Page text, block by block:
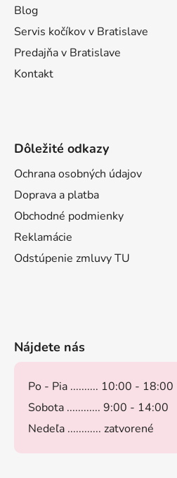
Blog
Servis kočíkov v Bratislave
Predajňa v Bratislave
Kontakt
Dôležité odkazy
Ochrana osobných údajov
Doprava a platba
Obchodné podmienky
Reklamácie
Odstúpenie zmluvy TU
Nájdete nás
Po - Pia .......... 10:00 - 18:00
Sobota ............ 9:00 - 14:00
Nedeľa ............ zatvorené